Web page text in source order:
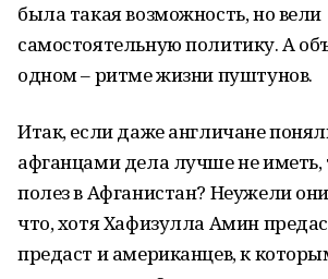
была такая возможность, но вели
самостоятельную политику. А
одном – ритме жизни пуштунов.
Итак, если даже англичане
афганцами дела лучше не иметь,
полез в Афганистан? Неужели
что, хотя Хафизулла Амин
предаст и американцев, к